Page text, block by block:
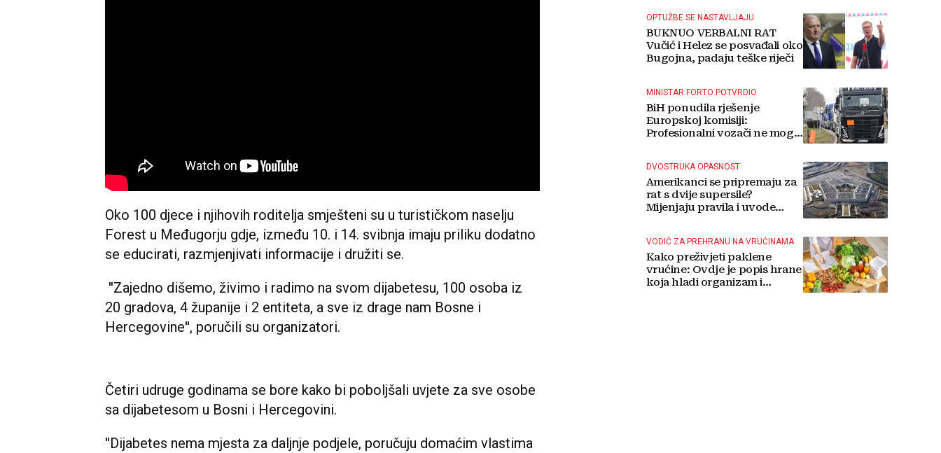
Oko 100 djece i njihovih roditelja smješteni su u turističkom naselju
Forest u Međugorju gdje, između 10. i 14. svibnja imaju priliku dodatno
se educirati, razmjenjivati informacije i družiti se.
''Zajedno dišemo, živimo i radimo na svom dijabetesu, 100 osoba iz
20 gradova, 4 županije i 2 entiteta, a sve iz drage nam Bosne i
Hercegovine'', poručili su organizatori.
Četiri udruge godinama se bore kako bi poboljšali uvjete za sve osobe
sa dijabetesom u Bosni i Hercegovini.
''Dijabetes nema mjesta za daljnje podjele, poručuju domaćim vlastima
OPTUŽBE SE NASTAVLJAJU
BUKNUO VERBALNI RAT
Vučić i Helez se posvađali oko
Bugojna, padaju teške riječi
MINISTAR FORTO POTVRDIO
BiH ponudila rješenje
Europskoj komisiji:
Profesionalni vozači ne mogu
DVOSTRUKA OPASNOST
Amerikanci se pripremaju za
rat s dvije supersile?
Mijenjaju pravila i uvode
VODIČ ZA PREHRANU NA VRUĆINAMA
Kako preživjeti paklene
vrućine: Ovdje je popis hrane
koja hladi organizam i